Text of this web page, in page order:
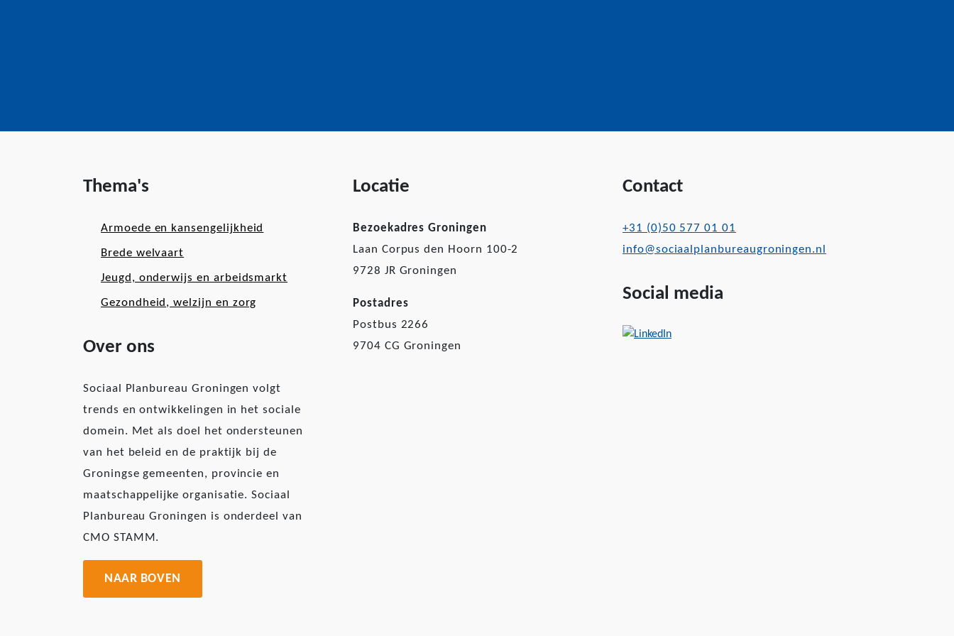
Thema's
Armoede en kansengelijkheid
Brede welvaart
Jeugd, onderwijs en arbeidsmarkt
Gezondheid, welzijn en zorg
Over ons
Sociaal Planbureau Groningen volgt
trends en ontwikkelingen in het sociale
domein. Met als doel het ondersteunen
van het beleid en de praktijk bij de
Groningse gemeenten, provincie en
maatschappelijke organisatie. Sociaal
Planbureau Groningen is onderdeel van
CMO STAMM.
NAAR BOVEN
Locatie
Bezoekadres Groningen
Laan Corpus den Hoorn 100-2
9728 JR Groningen
Postadres
Postbus 2266
9704 CG Groningen
Contact
+31 (0)50 577 01 01
info@sociaalplanbureaugroningen.nl
Social media